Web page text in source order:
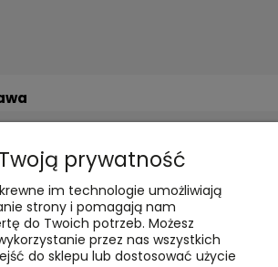
prywatność
im technologie umożliwiają
strony i pomagają nam
do Twoich potrzeb. Możesz
przez nas wszystkich
do sklepu lub dostosować użycie